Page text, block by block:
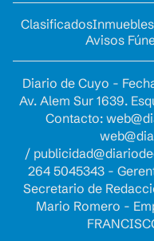
ClasificadosInmuebles
Avisos
Diario de Cuyo -
Av. Alem Sur 1639.
Contacto:
/
264 5045343 -
Secretario de
Mario Romero -